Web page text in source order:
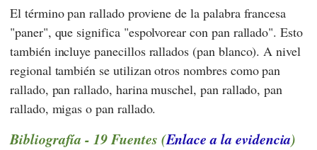
El término pan rallado proviene de la palabra francesa
"paner", que significa "espolvorear con pan rallado". Esto
también incluye panecillos rallados (pan blanco). A nivel
regional también se utilizan otros nombres como pan
rallado, pan rallado, harina muschel, pan rallado, pan
rallado, migas o pan rallado.
Bibliografía - 19 Fuentes (Enlace a la evidencia)